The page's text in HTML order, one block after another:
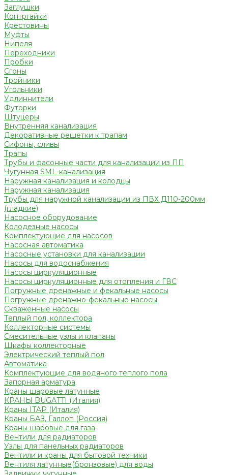
Заглушки
Контргайки
Крестовины
Муфты
Нипеля
Переходники
Пробки
Сгоны
Тройники
Угольники
Удлиннители
Футорки
Штуцеры
Внутренняя канализация
Декоративные решетки к трапам
Сифоны, сливы
Трапы
Трубы и фасонные части для канализации из ПП
Чугунная SML-канализация
Наружная канализация и колодцы
Наружная канализация
Трубы для наружной канализации из ПВХ Д110-200мм
(гладкие)
Насосное оборудование
Колодезные насосы
Комплектующие для насосов
Насосная автоматика
Насосные установки для канализации
Насосы для водоснабжения
Насосы циркуляционные
Насосы циркуляционные для отопления и ГВС
Погружные дренажные и фекальные насосы
Погружные дренажно-фекальные насосы
Скваженные насосы
Теплый пол, коллектора
Коллекторные системы
Смесительные узлы и клапаны
Шкафы коллекторные
Электрический теплый пол
Автоматика
Комплектующие для водяного теплого пола
Запорная арматура
Краны шаровые латунные
КРАНЫ BUGATTI (Италия)
Краны ITAP (Италия)
Краны БАЗ, Галлоп (Россия)
Краны шаровые для газа
Вентили для радиаторов
Узлы для панельных радиаторов
Вентили и краны для бытовой техники
Вентиля латунные(бронзовые) для воды